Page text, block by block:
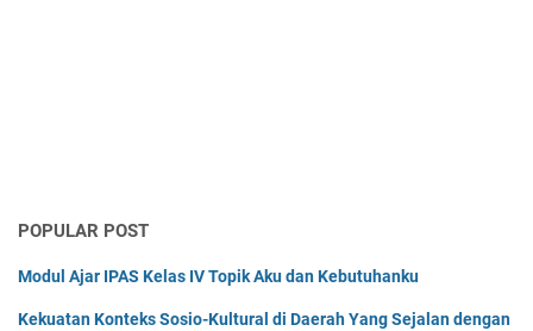
POPULAR POST
Modul Ajar IPAS Kelas IV Topik Aku dan Kebutuhanku
Kekuatan Konteks Sosio-Kultural di Daerah Yang Sejalan dengan